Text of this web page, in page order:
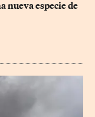
nueva especie de